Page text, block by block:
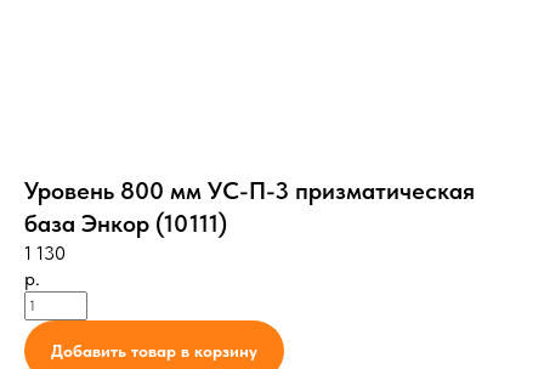
Уровень 800 мм УС-П-3 призматическая
база Энкор (10111)
1 130
р.
Добавить товар в корзину